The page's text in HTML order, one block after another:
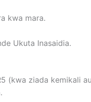
kwa mara.
Ukuta Inasaidia.
(kwa ziada kemikali